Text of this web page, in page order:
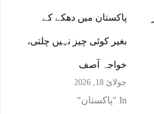
پاکستان میں دھکے کے
بغیر کوئی چیز نہیں چلتی،
خواجہ آصف
جولائ 18, 2026
In "پاکستان"